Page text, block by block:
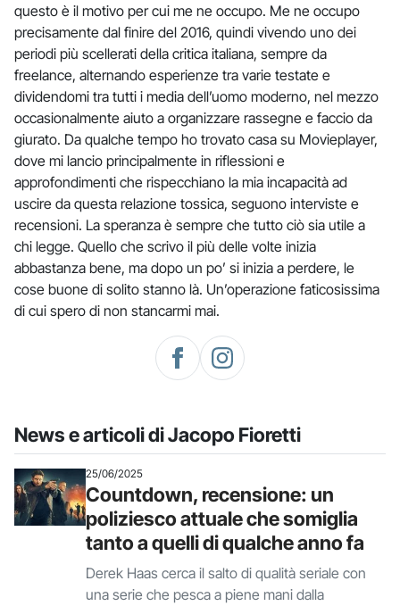
questo è il motivo per cui me ne occupo. Me ne occupo
precisamente dal finire del 2016, quindi vivendo uno dei
periodi più scellerati della critica italiana, sempre da
freelance, alternando esperienze tra varie testate e
dividendomi tra tutti i media dell’uomo moderno, nel mezzo
occasionalmente aiuto a organizzare rassegne e faccio da
giurato. Da qualche tempo ho trovato casa su Movieplayer,
dove mi lancio principalmente in riflessioni e
approfondimenti che rispecchiano la mia incapacità ad
uscire da questa relazione tossica, seguono interviste e
recensioni. La speranza è sempre che tutto ciò sia utile a
chi legge. Quello che scrivo il più delle volte inizia
abbastanza bene, ma dopo un po’ si inizia a perdere, le
cose buone di solito stanno là. Un’operazione faticosissima
di cui spero di non stancarmi mai.
News e articoli di Jacopo Fioretti
25/06/2025
Countdown, recensione: un
poliziesco attuale che somiglia
tanto a quelli di qualche anno fa
Derek Haas cerca il salto di qualità seriale con
una serie che pesca a piene mani dalla